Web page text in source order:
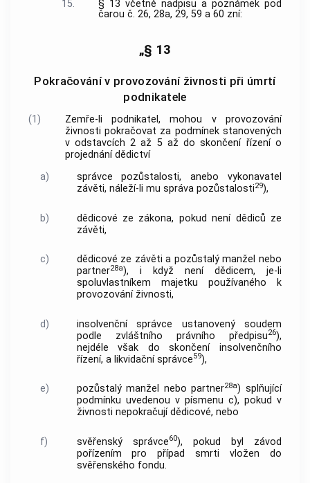
15.
§ 13 včetně nadpisu a poznámek pod
čarou č. 26, 28a, 29, 59 a 60 zní:
„§ 13
Pokračování v provozování živnosti při úmrtí
podnikatele
(1)
Zemře-li podnikatel, mohou v provozování
živnosti pokračovat za podmínek stanovených
v odstavcích 2 až 5 až do skončení řízení o
projednání dědictví
a)
správce pozůstalosti, anebo vykonavatel
závěti, náleží-li mu správa pozůstalosti29),
b)
dědicové ze zákona, pokud není dědiců ze
závěti,
c)
dědicové ze závěti a pozůstalý manžel nebo
partner28a), i když není dědicem, je-li
spoluvlastníkem majetku používaného k
provozování živnosti,
d)
insolvenční správce ustanovený soudem
podle zvláštního právního předpisu26),
nejdéle však do skončení insolvenčního
řízení, a likvidační správce59),
e) pozůstalý manžel nebo partner28a) splňující
podmínku uvedenou v písmenu c), pokud v
živnosti nepokračují dědicové, nebo
f) svěřenský správce60), pokud byl závod
pořízením pro případ smrti vložen do
svěřenského fondu.